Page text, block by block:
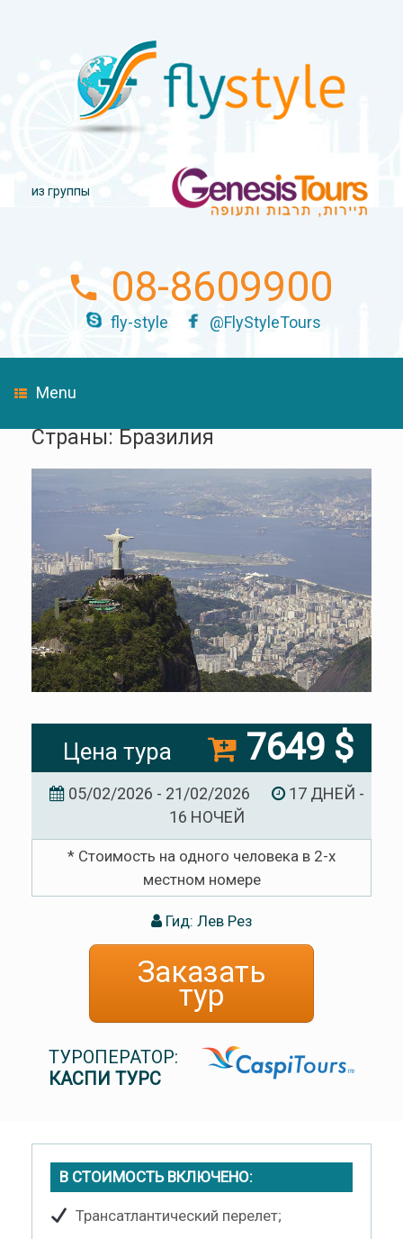
из группы
08-8609900
fly-style @FlyStyleTours
Menu
Страны: Бразилия
Цена тура 7649 $
05/02/2026 - 21/02/2026
17 ДНЕЙ -
16 НОЧЕЙ
* Стоимость на одного человека в 2-х
местном номере
Гид: Лев Рез
Заказать
тур
ТУРОПЕРАТОР:
КАСПИ ТУРС
В СТОИМОСТЬ ВКЛЮЧЕНО:
Трансатлантический перелет;